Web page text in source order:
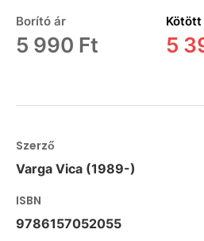
Borító ár
5 990 Ft
Kötött
5
Szerző
Varga Vica (1989-)
ISBN
9786157052055